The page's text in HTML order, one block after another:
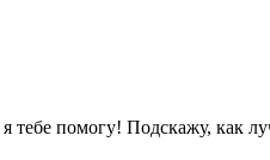
помогу! Подскажу, как